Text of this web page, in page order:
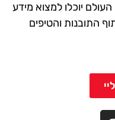
יוכלו למצוא מידע
התובנות והטיפים